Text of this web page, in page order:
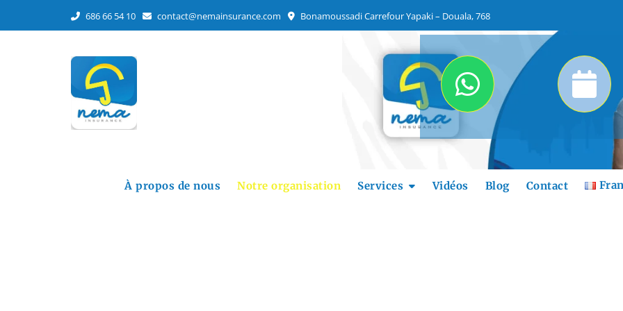
686 66 54 10 contact@nemainsurance.com Bonamoussadi Carrefour Yapaki – Douala, 768
À propos de nous Notre organisation Services Vidéos Blog Contact